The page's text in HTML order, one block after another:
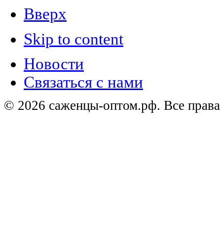
Вверх
Skip to content
Новости
Связаться с нами
© 2026 саженцы-оптом.рф. Все